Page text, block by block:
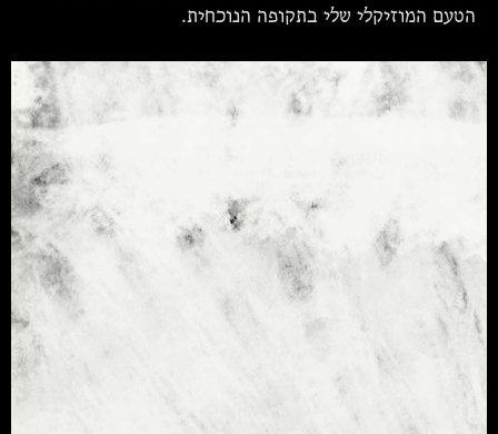
הטעם המוזיקלי שלי בתקופה הנוכחית.